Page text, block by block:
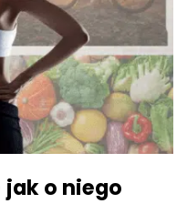
jak o niego